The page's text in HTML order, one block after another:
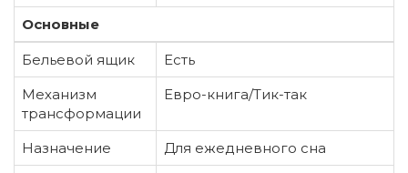
Основные
Бельевой ящик
Есть
Механизм
трансформации
Евро-книга/Тик-так
Назначение
Для ежедневного сна